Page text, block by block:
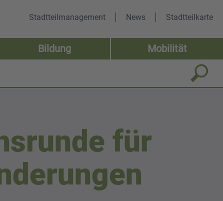
Stadtteilmanagement News Stadtteilkarte
Bildung Mobilität
für